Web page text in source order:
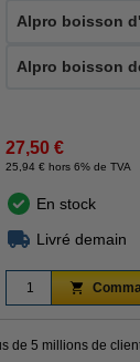
Alpro boisson
Alpro boisson
27,50 €
25,94 € hors 6% de TVA
En stock
Livré demain
de 5 millions de